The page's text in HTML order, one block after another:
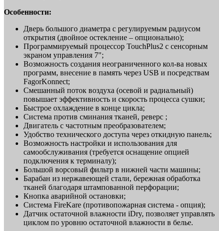
Особенности:
Дверь большого диаметра с регулируемым радиусом
открытия (двойное остекление – опционально);
Программируемый процессор TouchPlus2 с сенсорным
экраном управления 7";
Возможность создания неограниченного кол-ва новых
программ, внесение в память через USB и посредствам
FagorKonnect;
Смешанный поток воздуха (осевой и радиальный)
повышает эффективность и скорость процесса сушки;
Быстрое охлаждение в конце цикла;
Система против сминания тканей, реверс ;
Двигатель с частотным преобразователем;
Удобство технического доступа через откидную панель;
Возможность настройки и использования для
самообслуживания (требуется оснащение опцией
подключения к терминалу);
Большой ворсовый фильтр в нижней части машины;
Барабан из нержавеющей стали, бережная обработка
тканей благодаря штампованной перфорации;
Кнопка аварийной остановки;
Система FireKare (противопожарная система - опция);
Датчик остаточной влажности iDry, позволяет управлять
циклом по уровню остаточной влажности в белье.